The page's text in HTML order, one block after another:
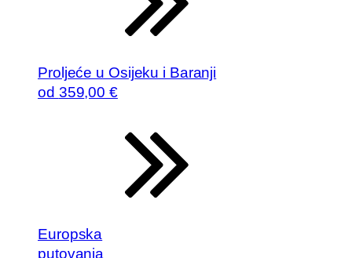
Proljeće u Osijeku i Baranji
od 359,00 €
Europska
putovanja